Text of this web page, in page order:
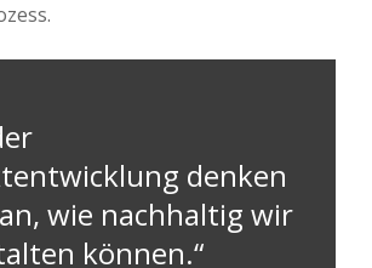
denken
wie nachhaltig wir
können.“